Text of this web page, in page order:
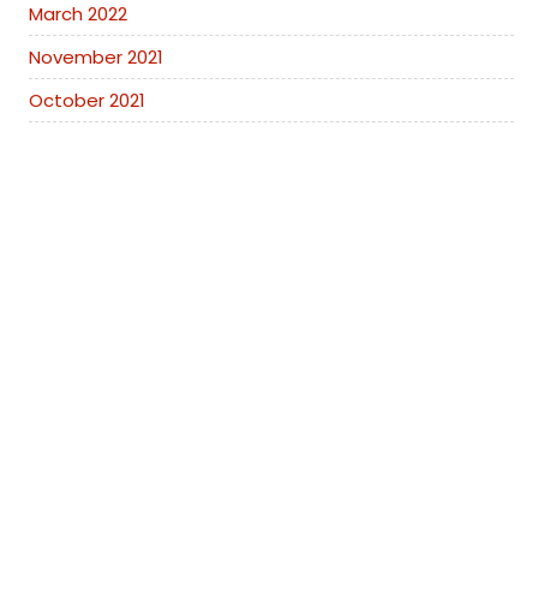
March 2022
November 2021
October 2021